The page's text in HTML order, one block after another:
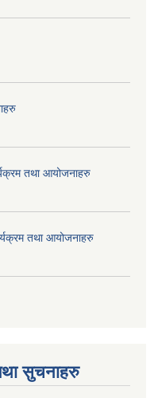
तथा आयोजनाहरु
तथा आयोजनाहरु
सुचनाहरु